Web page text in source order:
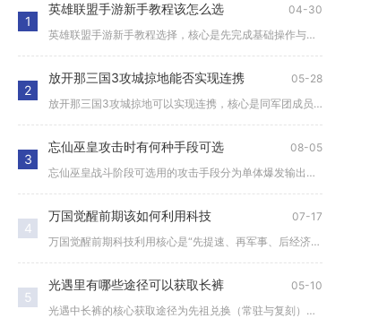
1
英雄联盟手游新手教程该怎么选
04-30
英雄联盟手游新手教程选择，核心是先完成基础操作与机制教程，再...
2
放开那三国3攻城掠地能否实现连携
05-28
放开那三国3攻城掠地可以实现连携，核心是同军团成员将城池或营...
3
忘仙巫皇攻击时有何种手段可选
08-05
忘仙巫皇战斗阶段可选用的攻击手段分为单体爆发输出、群体范围清...
4
万国觉醒前期该如何利用科技
07-17
万国觉醒前期科技利用核心是“先提速、再军事、后经济”，优先点...
5
光遇里有哪些途径可以获取长裤
05-10
光遇中长裤的核心获取途径为先祖兑换（常驻与复刻）、季节限定、...